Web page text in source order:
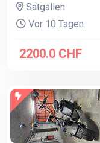
Satgallen
Vor 10 Tagen
2200.0 CHF